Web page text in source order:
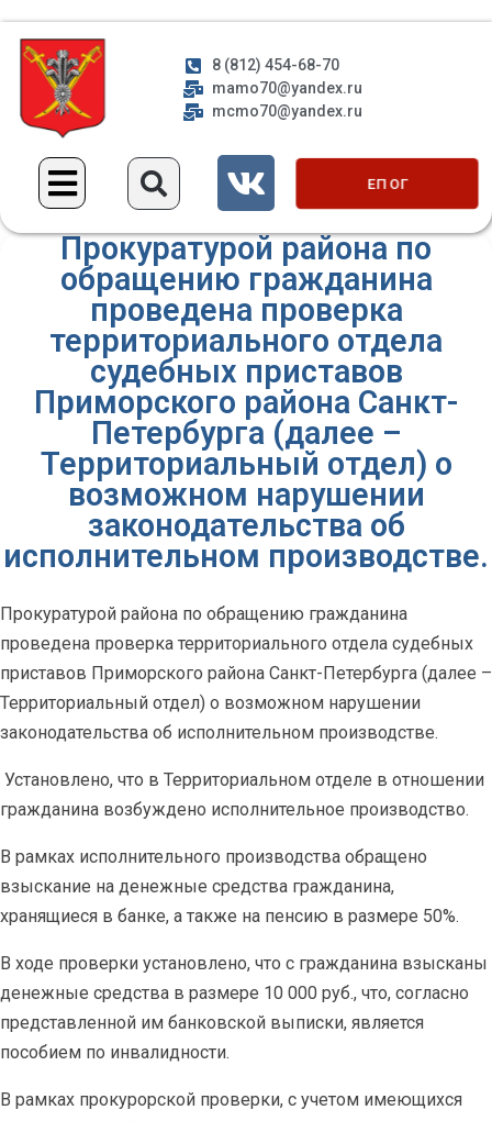
8 (812) 454-68-70
mamo70@yandex.ru
mcmo70@yandex.ru
ЕП ОГ
Прокуратурой района по
обращению гражданина
проведена проверка
территориального отдела
судебных приставов
Приморского района Санкт-
Петербурга (далее –
Территориальный отдел) о
возможном нарушении
законодательства об
исполнительном производстве.
Прокуратурой района по обращению гражданина
проведена проверка территориального отдела судебных
приставов Приморского района Санкт-Петербурга (далее –
Территориальный отдел) о возможном нарушении
законодательства об исполнительном производстве.
Установлено, что в Территориальном отделе в отношении
гражданина возбуждено исполнительное производство.
В рамках исполнительного производства обращено
взыскание на денежные средства гражданина,
хранящиеся в банке, а также на пенсию в размере 50%.
В ходе проверки установлено, что с гражданина взысканы
денежные средства в размере 10 000 руб., что, согласно
представленной им банковской выписки, является
пособием по инвалидности.
В рамках прокурорской проверки, с учетом имеющихся